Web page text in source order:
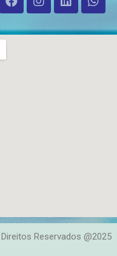
Reservados @2025